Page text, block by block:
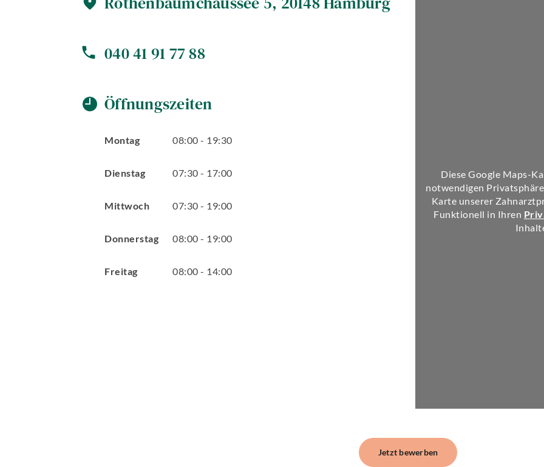
040 41 91 77 88
Öffnungszeiten
Montag 08:00 - 19:30
Dienstag 07:30 - 17:00
Mittwoch 07:30 - 19:00
Donnerstag 08:00 - 19:00
Freitag 08:00 - 14:00
Diese Google Maps-
notwendigen
Karte unserer
Funktionell in Ihren
Jetzt bewerben